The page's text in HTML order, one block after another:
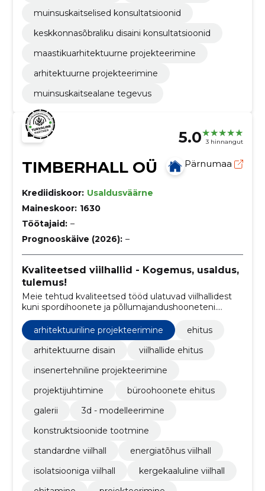
muinsuskaitselised konsultatsioonid
keskkonnasõbraliku disaini konsultatsioonid
maastikuarhitektuurne projekteerimine
arhitektuurne projekteerimine
muinsuskaitsealane tegevus
5.0 3 hinnangut
TIMBERHALL OÜ Pärnumaa
Krediidiskoor: Usaldusväärne
Maineskoor: 1630
Töötajaid: –
Prognooskäive (2026): –
Kvaliteetsed viilhallid - Kogemus, usaldus,
tulemus!
Meie tehtud kvaliteetsed tööd ulatuvad viilhallidest
kuni spordihoonete ja põllumajandushooneteni.
Oleme uhked projektide üle, mille hulka kuuluvad
mitmed silmapaistvad ehitised.
arhitektuuriline projekteerimine
ehitus
arhitektuurne disain
viilhallide ehitus
insenertehniline projekteerimine
projektijuhtimine
büroohoonete ehitus
galerii
3d - modelleerimine
konstruktsioonide tootmine
standardne viilhall
energiatõhus viilhall
isolatsiooniga viilhall
kergekaaluline viilhall